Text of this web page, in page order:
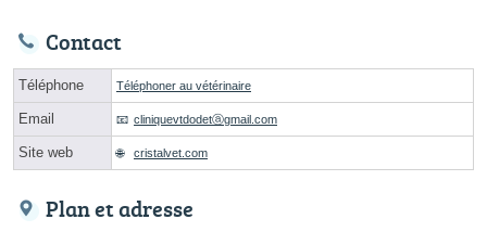
Contact
Téléphone Téléphoner au vétérinaire
Email cliniquevtdodetⓐgmail.com
Site web cristalvet.com
Plan et adresse